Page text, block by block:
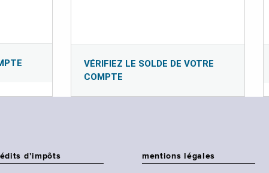
VÉRIFIEZ LE SOLDE DE VOTRE
COMPTE
d’impôts mentions légales